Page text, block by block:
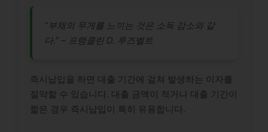
“부채의 무게를 느끼는 것은 소득 감소와 같
다.” – 프랭클린 D. 루즈벨트
즉시납입을 하면 대출 기간에 걸쳐 발생하는 이자를
절약할 수 있습니다. 대출 금액이 적거나 대출 기간이
짧은 경우 즉시납입이 특히 유용합니다.